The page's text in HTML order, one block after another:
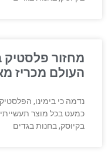
מחזור
העולם מכריז
נדמה כי בימינו,
כמעט בכל מוצר
בקיוסק, בחנות בגדים